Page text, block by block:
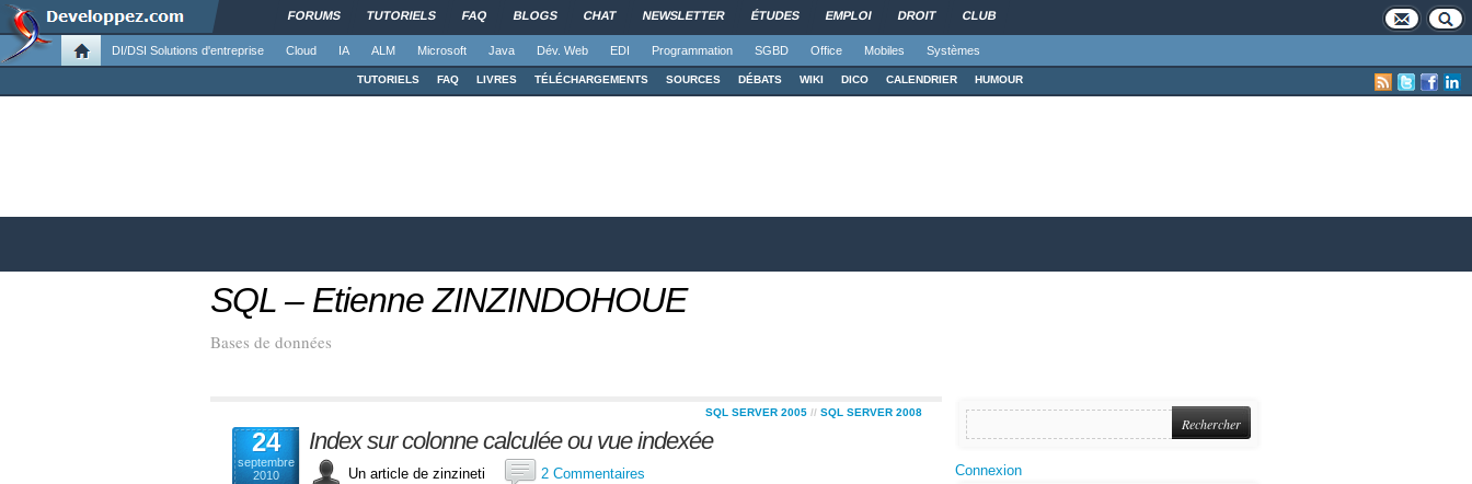
FORUMS TUTORIELS FAQ BLOGS CHAT NEWSLETTER ÉTUDES EMPLOI DROIT CLUB
DI/DSI Solutions d'entreprise Cloud IA ALM Microsoft Java Dév. Web EDI Programmation SGBD Office Mobiles Systèmes
TUTORIELS FAQ LIVRES TÉLÉCHARGEMENTS SOURCES DÉBATS WIKI DICO CALENDRIER HUMOUR
SQL – Etienne ZINZINDOHOUE
Bases de données
24
septembre
2010
SQL SERVER 2005 // SQL SERVER 2008
Index sur colonne calculée ou vue indexée
Un article de zinzineti 2 Commentaires Connexion